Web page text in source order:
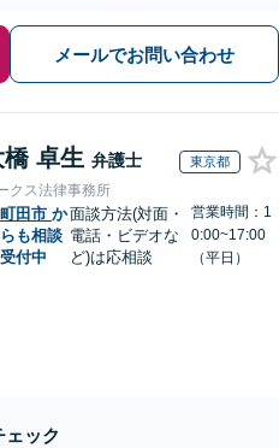
メールでお問い合わせ
橋 卓生 弁護士 東京都
クス法律事務所
町田市 か
らも相談
受付中
面談方法(対面・
電話・ビデオな
ど)は応相談
営業時間：1
0:00~17:00
（平日）
ック